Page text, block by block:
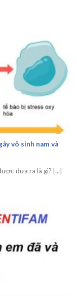
vô sinh nam và
đưa ra là gì? [...]